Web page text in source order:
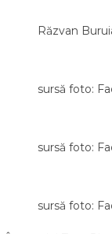
Răzvan
sursă foto:
sursă foto:
sursă foto: